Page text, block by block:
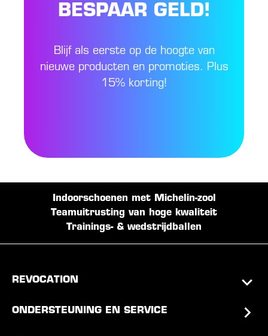
BESPAAR GELD!
Blijf als eerste op de hoogte van
nieuwe producten en promoties. Plus
15% korting!
Indoorschoenen met Michelin-zool
Teamuitrusting van hoge kwaliteit
Trainings- & wedstrijdballen
REVOCATION
ONDERSTEUNING EN SERVICE